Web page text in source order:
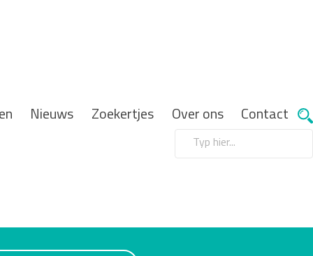
Nieuws Zoekertjes Over ons Contact